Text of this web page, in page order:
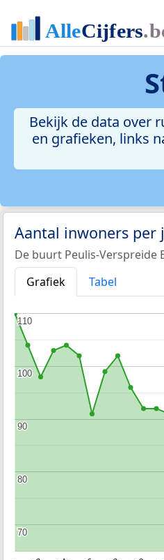
Bekijk de data over
en grafieken, links
Aantal inwoners per
De buurt Peulis-Verspreide
Grafiek
Tabel
70
70
80
80
90
90
100
100
110
110